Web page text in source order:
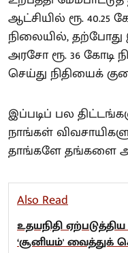
ஆட்சியில் ரூ. 40.25
நிலையில், தற்போது
அரசோ ரூ. 36 கோடி
செய்து நிதியைக்
இப்படிப் பல
நாங்கள்
தாங்களே தங்களை
Also Read
உதயநிதி
‘சூனியம்'